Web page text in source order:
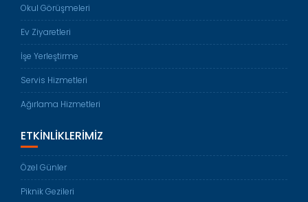
Okul Görüşmeleri
Ev Ziyaretleri
İşe Yerleştirme
Servis Hizmetleri
Ağırlama Hizmetleri
ETKINLIKLERIMIZ
Özel Günler
Piknik Gezileri